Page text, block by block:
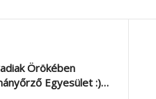
Örökében
Egyesület :)…